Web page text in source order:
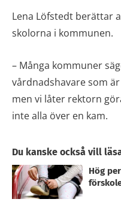
Lena Löfstedt berättar
skolorna i kommunen.
– Många kommuner
vårdnadshavare som
men vi låter rektorn
inte alla över en kam.
Du kanske också vill
Hög